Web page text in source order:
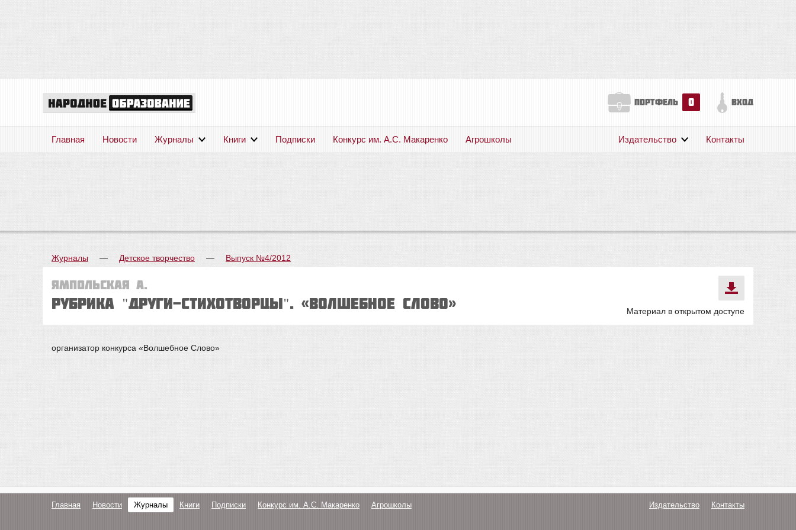
портфель 0 вход
Главная Новости Журналы Книги Подписки Конкурс им. А.С. Макаренко Агрошколы Издательство Контакты
Журналы — Детское творчество — Выпуск №4/2012
Ямпольская А.
Рубрика "ДРУГИ-СТИХОТВОРЦЫ". «Волшебное Слово» Материал в открытом доступе
организатор конкурса «Волшебное Слово»
Главная Новости Журналы Книги Подписки Конкурс им. А.С. Макаренко Агрошколы Издательство Контакты